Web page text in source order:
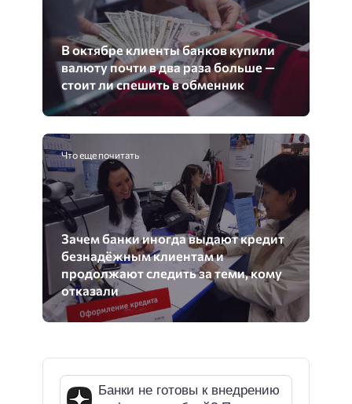
В октябре клиенты банков купили
валюту почти в два раза больше —
стоит ли спешить в обменник
Что еще почитать
Зачем банки иногда выдают кредит
безнадёжным клиентам и
продолжают следить за теми, кому
отказали
Банки не готовы к внедрению